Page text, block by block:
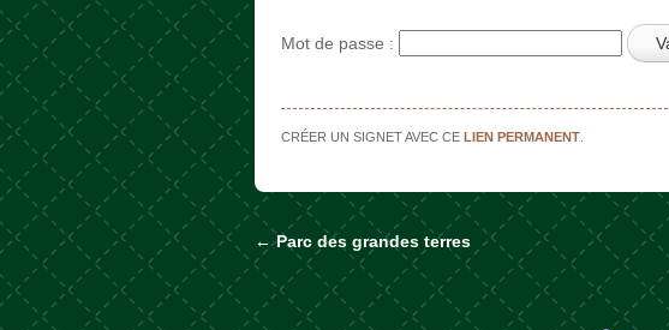
Mot de passe :
CRÉER UN SIGNET AVEC CELIEN PERMANENT
Naviguer dans les articles
←Parc des grandes terres